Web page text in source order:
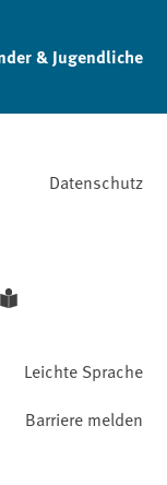
& Jugendliche
Datenschutz
Leichte Sprache
Barriere melden